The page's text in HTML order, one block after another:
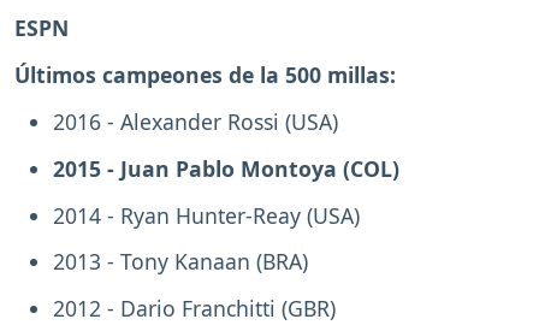
ESPN
Últimos campeones de la 500 millas:
2016 - Alexander Rossi (USA)
2015 - Juan Pablo Montoya (COL)
2014 - Ryan Hunter-Reay (USA)
2013 - Tony Kanaan (BRA)
2012 - Dario Franchitti (GBR)